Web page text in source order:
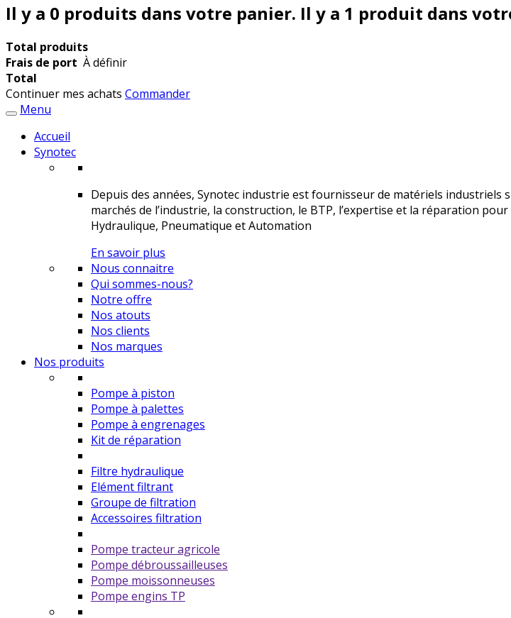
Il y a 0 produits dans votre panier. Il y a 1 produit dans
Total produits
Frais de port À définir
Total
Continuer mes achats Commander
Menu
Accueil
Synotec
Depuis des années, Synotec industrie est fournisseur de matériels industriels
marchés de l’industrie, la construction, le BTP, l’expertise et la réparation
Hydraulique, Pneumatique et Automation
En savoir plus
Nous connaitre
Qui sommes-nous?
Notre offre
Nos atouts
Nos clients
Nos marques
Nos produits
Pompe à piston
Pompe à palettes
Pompe à engrenages
Kit de réparation
Filtre hydraulique
Elément filtrant
Groupe de filtration
Accessoires filtration
Pompe tracteur agricole
Pompe débroussailleuses
Pompe moissonneuses
Pompe engins TP